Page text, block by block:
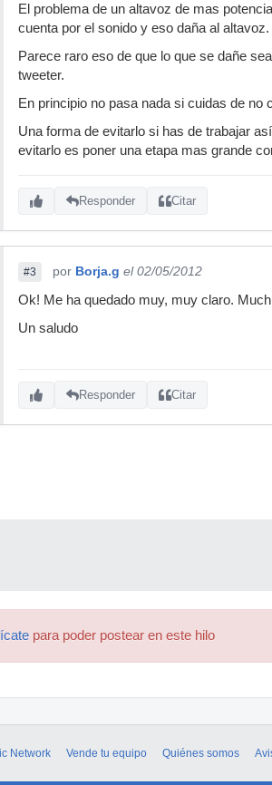
El problema de un altavoz de mas
cuenta por el sonido y eso daña al altavoz.
Parece raro eso de que lo que se dañe
tweeter.
En principio no pasa nada si cuidas de no
Una forma de evitarlo si has de trabajar
evitarlo es poner una etapa mas grande
Responder Citar
#3 por Borja.g el 02/05/2012
Ok! Me ha quedado muy, muy claro.
Un saludo
Responder Citar
para poder postear en este hilo
Network Vende tu equipo Quiénes somos